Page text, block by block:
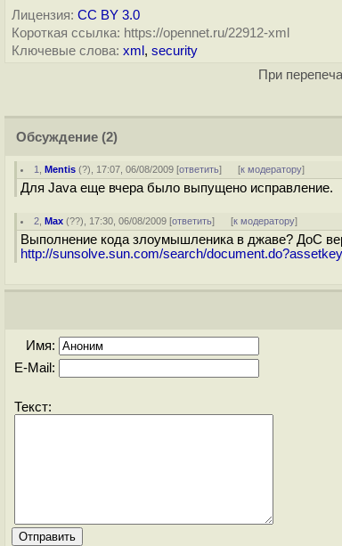
Лицензия: CC BY 3.0
Короткая ссылка: https://opennet.ru/22912-xml
Ключевые слова: xml , security
При
Обсуждение (2)
1 ,Mentis (?), 17:07, 06/08/2009 [ответить] [к модератору]
Для Java еще вчера было выпущено исправление.
2 ,Max (??), 17:30, 06/08/2009 [ответить] [к модератору]
Выполнение кода злоумышленика в джаве? ДоС
http://sunsolve.sun.com/search/
Имя:
E-Mail:
Текст: